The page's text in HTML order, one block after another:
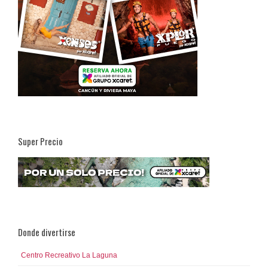
Super Precio
Donde divertirse
Centro Recreativo La Laguna